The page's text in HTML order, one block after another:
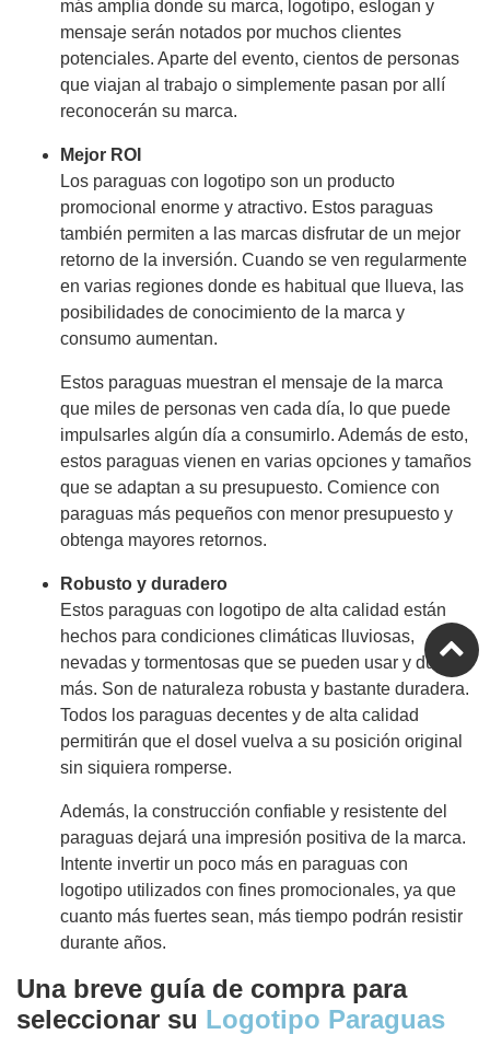
más amplia donde su marca, logotipo, eslogan y
mensaje serán notados por muchos clientes
potenciales. Aparte del evento, cientos de personas
que viajan al trabajo o simplemente pasan por allí
reconocerán su marca.
Mejor ROI
Los paraguas con logotipo son un producto
promocional enorme y atractivo. Estos paraguas
también permiten a las marcas disfrutar de un mejor
retorno de la inversión. Cuando se ven regularmente
en varias regiones donde es habitual que llueva, las
posibilidades de conocimiento de la marca y
consumo aumentan.
Estos paraguas muestran el mensaje de la marca
que miles de personas ven cada día, lo que puede
impulsarles algún día a consumirlo. Además de esto,
estos paraguas vienen en varias opciones y tamaños
que se adaptan a su presupuesto. Comience con
paraguas más pequeños con menor presupuesto y
obtenga mayores retornos.
Robusto y duradero
Estos paraguas con logotipo de alta calidad están
hechos para condiciones climáticas lluviosas,
nevadas y tormentosas que se pueden usar y duran
más. Son de naturaleza robusta y bastante duradera.
Todos los paraguas decentes y de alta calidad
permitirán que el dosel vuelva a su posición original
sin siquiera romperse.
Además, la construcción confiable y resistente del
paraguas dejará una impresión positiva de la marca.
Intente invertir un poco más en paraguas con
logotipo utilizados con fines promocionales, ya que
cuanto más fuertes sean, más tiempo podrán resistir
durante años.
Una breve guía de compra para
seleccionar su Logotipo Paraguas